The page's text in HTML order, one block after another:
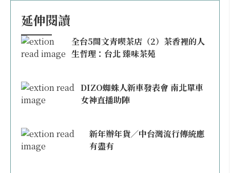
延伸閱讀
全台5間文青喫茶店（2）茶香裡的人
生哲理：台北 臻味茶苑
DIZO蜘蛛人新車發表會 南北單車
女神直播助陣
新年辦年貨／中台灣流行傳統應
有盡有